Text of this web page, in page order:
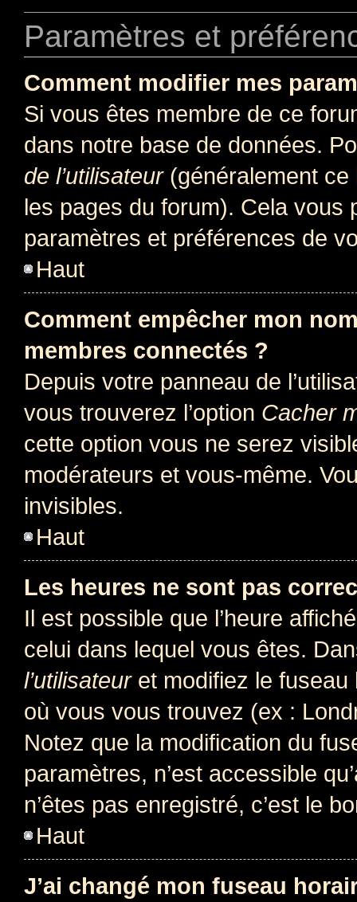
Paramètres et
Comment modifier mes
Si vous êtes membre de ce
dans notre base de données.
de l’utilisateur(généralement ce
les pages du forum). Cela vous
paramètres et préférences de
Haut
Comment empêcher mon
membres connectés ?
Depuis votre panneau de
vous trouverez l’option Cacher
cette option vous ne serez
modérateurs et vous-même.
invisibles.
Haut
Les heures ne sont pas
Il est possible que l’heure
celui dans lequel vous êtes.
l’utilisateuret modifiez le fuseau
où vous vous trouvez (ex :
Notez que la modification du
paramètres, n’est accessible
n’êtes pas enregistré, c’est le
Haut
J’ai changé mon fuseau